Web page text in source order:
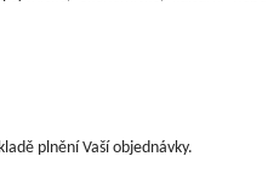
plnění Vaší objednávky.